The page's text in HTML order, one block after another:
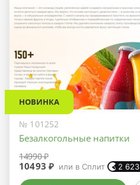
НОВИНКА
№ 101252
Безалкогольные напитки
14990 ₽
10493 ₽ или в Сплит 2 623